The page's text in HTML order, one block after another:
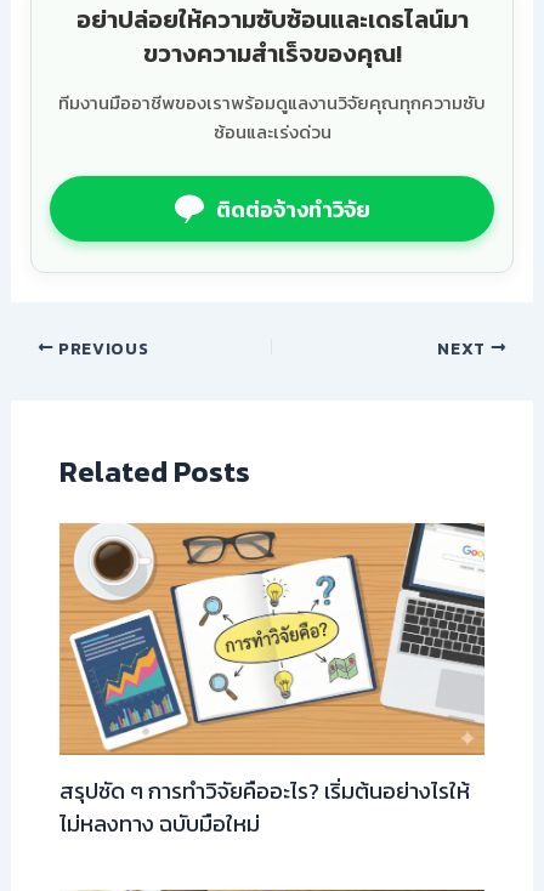
อย่าปล่อยให้ความซับซ้อนและเดธไลน์มา
ขวางความสำเร็จของคุณ!
ทีมงานมืออาชีพของเราพร้อมดูแลงานวิจัยคุณทุกความซับ
ซ้อนและเร่งด่วน
ติดต่อจ้างทำวิจัย
PREVIOUS NEXT
Related Posts
สรุปชัด ๆ การทำวิจัยคืออะไร? เริ่มต้นอย่างไรให้
ไม่หลงทาง ฉบับมือใหม่